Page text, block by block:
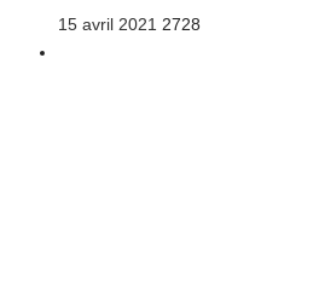
Posted
15 avril 2021 2728